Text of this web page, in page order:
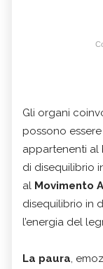
Gli organi
possono
appartenenti al
di disequilibrio
al Movimento
disequilibrio in
l’energia del
La paura,